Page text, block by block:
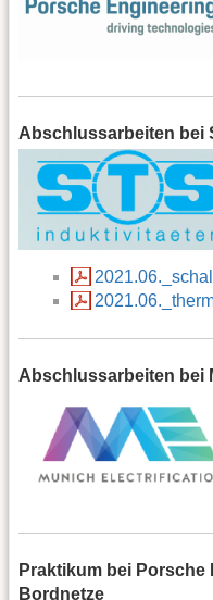
Abschlussarbeiten bei
Abschlussarbeiten bei
Praktikum bei
Bordnetze